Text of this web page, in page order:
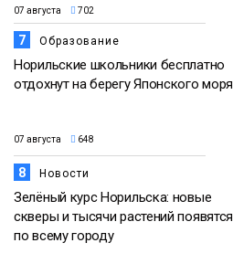
07 августа 702
7 Образование
Норильские школьники бесплатно
отдохнут на берегу Японского моря
07 августа 648
8 Новости
Зелёный курс Норильска: новые
скверы и тысячи растений появятся
по всему городу